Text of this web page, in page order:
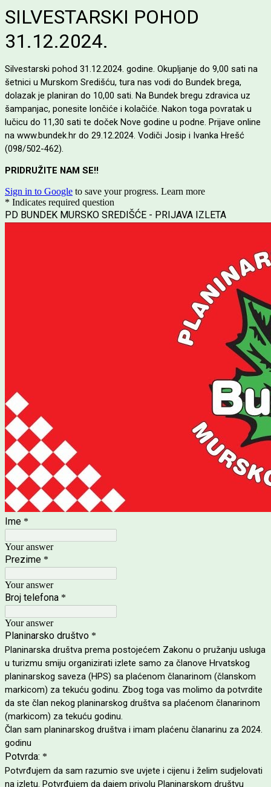
SILVESTARSKI POHOD
31.12.2024.
Silvestarski pohod 31.12.2024. godine. Okupljanje do 9,00 sati na
šetnici u Murskom Središću, tura nas vodi do Bundek brega,
dolazak je planiran do 10,00 sati. Na Bundek bregu zdravica uz
šampanjac, ponesite lončiće i kolačiće. Nakon toga povratak u
lučicu do 11,30 sati te doček Nove godine u podne. Prijave online
na www.bundek.hr do 29.12.2024. Vodiči Josip i Ivanka Hrešć
(098/502-462).
PRIDRUŽITE NAM SE!!
Sign in to Google to save your progress. Learn more
* Indicates required question
PD BUNDEK MURSKO SREDIŠĆE - PRIJAVA IZLETA
Ime *
Your answer
Prezime *
Your answer
Broj telefona *
Your answer
Planinarsko društvo *
Planinarska društva prema postojećem Zakonu o pružanju usluga
u turizmu smiju organizirati izlete samo za članove Hrvatskog
planinarskog saveza (HPS) sa plaćenom članarinom (članskom
markicom) za tekuću godinu. Zbog toga vas molimo da potvrdite
da ste član nekog planinarskog društva sa plaćenom članarinom
(markicom) za tekuću godinu.
Član sam planinarskog društva i imam plaćenu članarinu za 2024.
godinu
Potvrda: *
Potvrđujem da sam razumio sve uvjete i cijenu i želim sudjelovati
na izletu. Potvrđujem da dajem privolu Planinarskom društvu